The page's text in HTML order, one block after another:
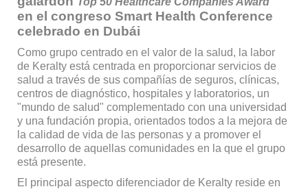
en el congreso Smart Health Conference
celebrado en Dubái
Como grupo centrado en el valor de la salud, la labor
de Keralty está centrada en proporcionar servicios de
salud a través de sus compañías de seguros, clínicas,
centros de diagnóstico, hospitales y laboratorios, un
"mundo de salud" complementado con una universidad
y una fundación propia, orientados todos a la mejora de
la calidad de vida de las personas y a promover el
desarrollo de aquellas comunidades en la que el grupo
está presente.
El principal aspecto diferenciador de Keralty reside en